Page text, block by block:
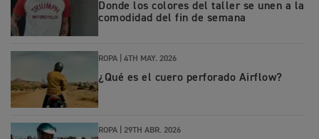
Donde los colores del taller se unen a la
comodidad del fin de semana
ROPA 4TH MAY. 2026
¿Qué es el cuero perforado Airflow?
ROPA 29TH ABR. 2026